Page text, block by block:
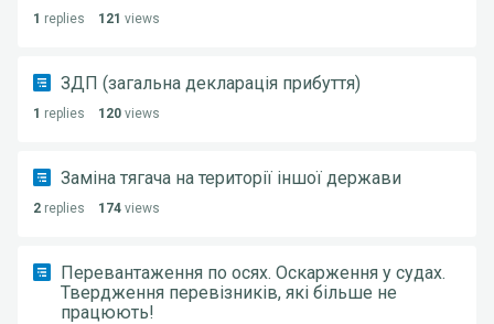
1 replies 121 views
ЗДП (загальна декларація прибуття)
1 replies 120 views
Заміна тягача на території іншої держави
2 replies 174 views
Перевантаження по осях. Оскарження у судах.
Твердження перевізників, які більше не
працюють!